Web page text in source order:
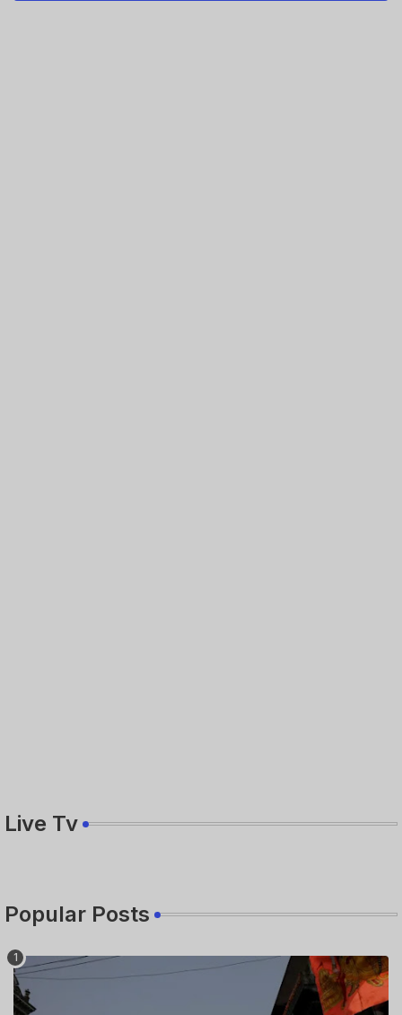
Live Tv
Popular Posts